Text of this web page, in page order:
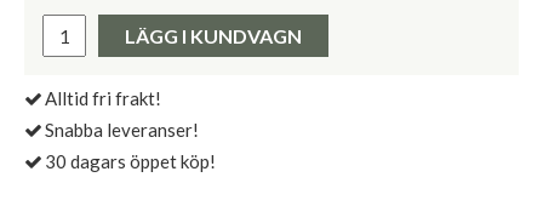
Pris:
LÄGG I KUNDVAGN
Alltid fri frakt!
Snabba leveranser!
30 dagars öppet köp!